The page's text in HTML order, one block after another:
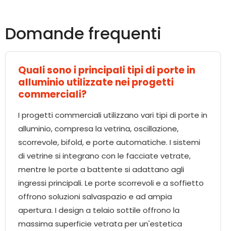
Domande frequenti
Quali sono i principali tipi di porte in
alluminio utilizzate nei progetti
commerciali?
I progetti commerciali utilizzano vari tipi di porte in
alluminio, compresa la vetrina, oscillazione,
scorrevole, bifold, e porte automatiche. I sistemi
di vetrine si integrano con le facciate vetrate,
mentre le porte a battente si adattano agli
ingressi principali. Le porte scorrevoli e a soffietto
offrono soluzioni salvaspazio e ad ampia
apertura. I design a telaio sottile offrono la
massima superficie vetrata per un'estetica